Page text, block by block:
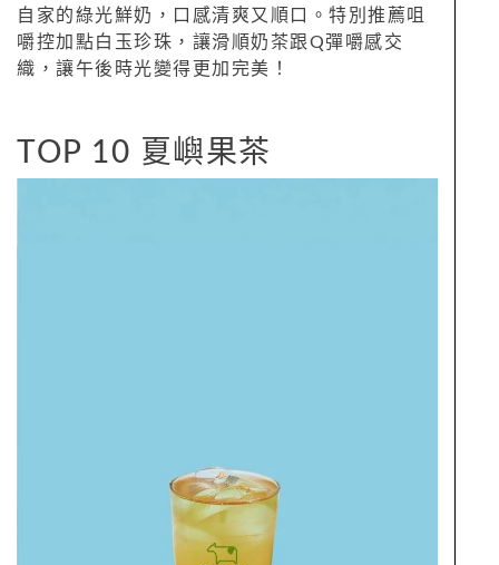
自家的綠光鮮奶，口感清爽又順口。特別推薦咀
嚼控加點白玉珍珠，讓滑順奶茶跟Q彈嚼感交
織，讓午後時光變得更加完美！
TOP 10 夏嶼果茶